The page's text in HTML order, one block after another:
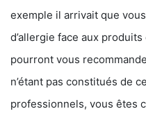
exemple il arrivait que
d’allergie face aux
pourront vous
n’étant pas constitués de
professionnels, vous êtes